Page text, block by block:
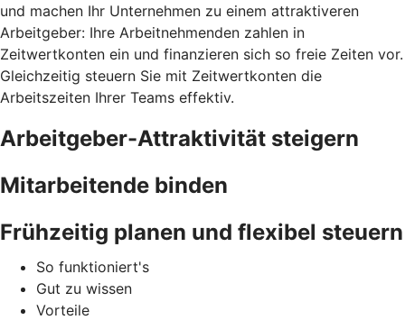
und machen Ihr Unternehmen zu einem attraktiveren
Arbeitgeber: Ihre Arbeitnehmenden zahlen in
Zeitwertkonten ein und finanzieren sich so freie Zeiten vor.
Gleichzeitig steuern Sie mit Zeitwertkonten die
Arbeitszeiten Ihrer Teams effektiv.
Arbeitgeber-Attraktivität steigern
Mitarbeitende binden
Frühzeitig planen und flexibel steuern
So funktioniert's
Gut zu wissen
Vorteile